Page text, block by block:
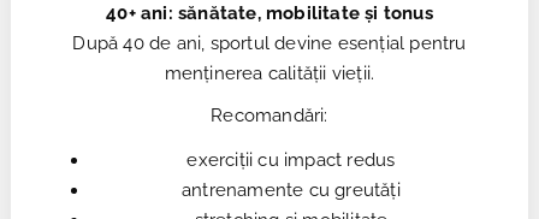
40+ ani: sănătate, mobilitate și tonus
După 40 de ani, sportul devine esențial pentru
menținerea calității vieții.
Recomandări:
exerciții cu impact redus
antrenamente cu greutăți